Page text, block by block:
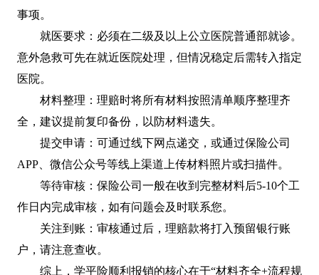
事项。
就医要求：必须在二级及以上公立医院普通部就诊。
意外急救可先在就近医院处理，但情况稳定后需转入指定
医院。
材料整理：理赔时将所有材料按照清单顺序整理齐
全，建议提前复印备份，以防材料遗失。
提交申请：可通过线下网点递交，或通过保险公司
APP、微信公众号等线上渠道上传材料照片或扫描件。
等待审核：保险公司一般在收到完整材料后5-10个工
作日内完成审核，如有问题会及时联系您。
关注到账：审核通过后，理赔款将打入预留银行账
户，请注意查收。
综上，学平险顺利报销的核心在于“材料齐全+流程规